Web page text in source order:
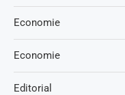
Economie
Economie
Editorial